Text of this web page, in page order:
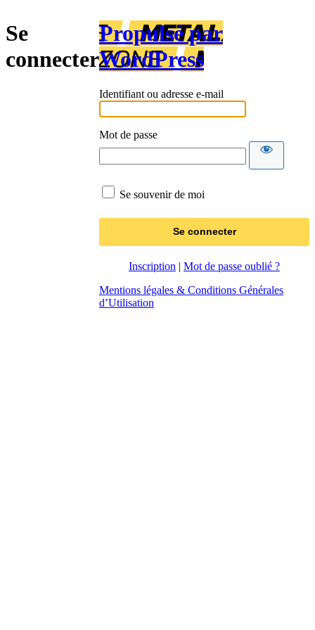
Se
connecter
Propulsé par
WordPress
Identifiant ou adresse e-mail
Mot de passe
Se souvenir de moi
Inscription | Mot de passe oublié ?
Mentions légales & Conditions Générales
d’Utilisation